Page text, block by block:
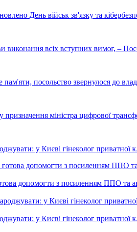
День військ зв'язку та
виконання всіх вступних вимог, –
посольство звернулося до
міністра цифрової
у Києві гінеколог приватної
допомогти з посиленням ППО та
у Києві гінеколог приватної